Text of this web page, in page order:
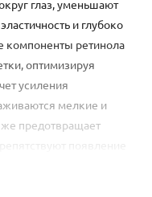
глаз, уменьшают
и глубоко
компоненты ретинола
оптимизируя
усиления
мелкие и
предотвращает